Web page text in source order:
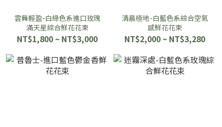
雲舞輕盈-白綠色系進口玫瑰
滿天星綜合鮮花花束
NT$1,800 ~ NT$3,000
清晨極地-白藍色系綜合空氣
感鮮花花束
NT$2,000 ~ NT$3,280